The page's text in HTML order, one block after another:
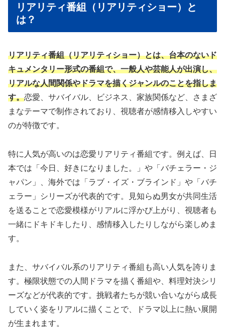
リアリティ番組（リアリティショー）と
は？
リアリティ番組（リアリティショー）とは、台本のないド
キュメンタリー形式の番組で、一般人や芸能人が出演し、
リアルな人間関係やドラマを描くジャンルのことを指しま
す。恋愛、サバイバル、ビジネス、家族関係など、さまざ
まなテーマで制作されており、視聴者が感情移入しやすい
のが特徴です。
特に人気が高いのは恋愛リアリティ番組です。例えば、日
本では「今日、好きになりました。」や「バチェラー・ジ
ャパン」、海外では「ラブ・イズ・ブラインド」や「バチ
ェラー」シリーズが代表的です。見知らぬ男女が共同生活
を送ることで恋愛模様がリアルに浮かび上がり、視聴者も
一緒にドキドキしたり、感情移入したりしながら楽しめま
す。
また、サバイバル系のリアリティ番組も高い人気を誇りま
す。極限状態での人間ドラマを描く番組や、料理対決シリ
ーズなどが代表的です。挑戦者たちが競い合いながら成長
していく姿をリアルに描くことで、ドラマ以上に熱い展開
が生まれます。